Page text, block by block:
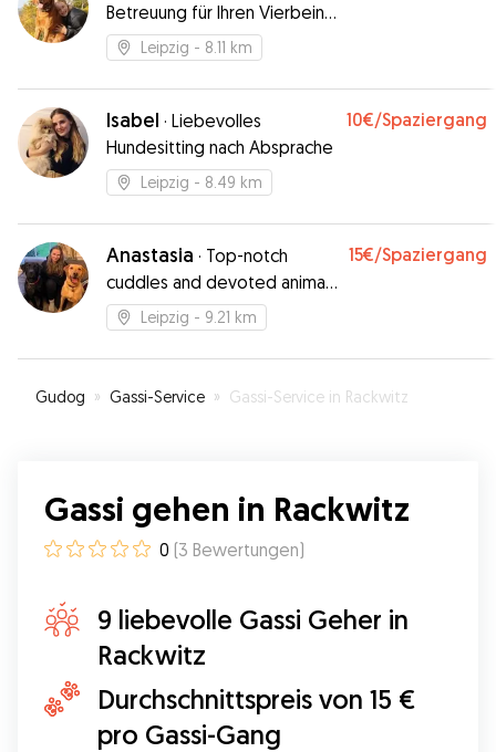
Betreuung für Ihren Vierbeiner
– mit Herz und Erfahrung!
Leipzig - 8.11 km
Isabel · Liebevolles
Hundesitting nach Absprache
10€/Spaziergang
Leipzig - 8.49 km
Anastasia · Top-notch
cuddles and devoted animal
lover!
15€/Spaziergang
Leipzig - 9.21 km
Gudog » Gassi-Service » Gassi-Service in Rackwitz
Gassi gehen in Rackwitz
0 (3 Bewertungen)
9 liebevolle Gassi Geher in
Rackwitz
Durchschnittspreis von 15 €
pro Gassi-Gang